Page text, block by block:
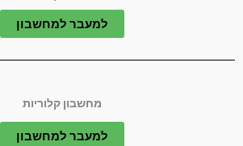
למעבר למחשבון
מחשבון קלוריות​
למעבר למחשבון